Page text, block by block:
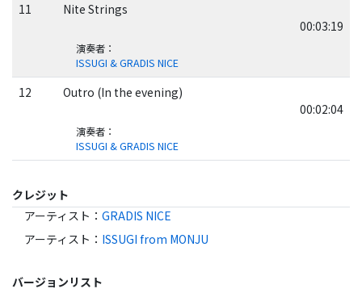
11
Nite Strings
00:03:19
演奏者：
ISSUGI & GRADIS NICE
12
Outro (In the evening)
00:02:04
演奏者：
ISSUGI & GRADIS NICE
クレジット
アーティスト ： GRADIS NICE
アーティスト ： ISSUGI from MONJU
バージョンリスト